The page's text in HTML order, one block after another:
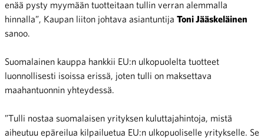
enää pysty myymään tuotteitaan tullin verran alemmalla
hinnalla”, Kaupan liiton johtava asiantuntija Toni Jääskeläinen
sanoo.
Suomalainen kauppa hankkii EU:n ulkopuolelta tuotteet
luonnollisesti isoissa erissä, joten tulli on maksettava
maahantuonnin yhteydessä.
”Tulli nostaa suomalaisen yrityksen kuluttajahintoja, mistä
aiheutuu epäreilua kilpailuetua EU:n ulkopuoliselle yritykselle. Se